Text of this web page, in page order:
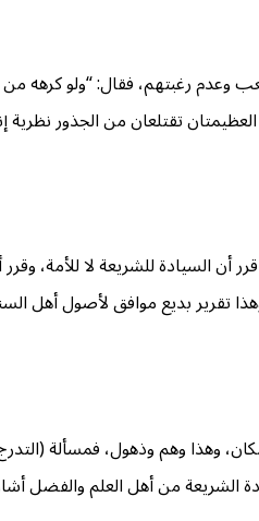
وعدم رغبتهم، فقال: “ولو
تقتلعان من الجذور
السيادة للشريعة لا للأمة،
تقرير بديع موافق لأصول
وهذا وهم وذهول، فمسألة
من أهل العلم والفضل